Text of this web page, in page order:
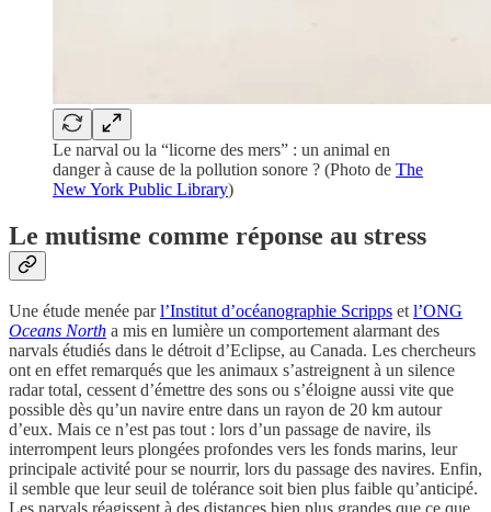
Le narval ou la “licorne des mers” : un animal en
danger à cause de la pollution sonore ? (Photo de The
New York Public Library)
Le mutisme comme réponse au stress
Une étude menée parl’Institut d’océanographie Scripps etl’ONG
Oceans North a mis en lumière un comportement alarmant des
narvals étudiés dans le détroit d’Eclipse, au Canada. Les chercheurs
ont en effet remarqués que les animaux s’astreignent à un silence
radar total, cessent d’émettre des sons ou s’éloigne aussi vite que
possible dès qu’un navire entre dans un rayon de 20 km autour
d’eux. Mais ce n’est pas tout : lors d’un passage de navire, ils
interrompent leurs plongées profondes vers les fonds marins, leur
principale activité pour se nourrir, lors du passage des navires. Enfin,
il semble que leur seuil de tolérance soit bien plus faible qu’anticipé.